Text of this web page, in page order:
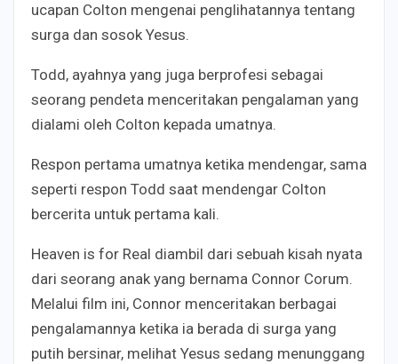
ucapan Colton mengenai penglihatannya tentang
surga dan sosok Yesus.
Todd, ayahnya yang juga berprofesi sebagai
seorang pendeta menceritakan pengalaman yang
dialami oleh Colton kepada umatnya.
Respon pertama umatnya ketika mendengar, sama
seperti respon Todd saat mendengar Colton
bercerita untuk pertama kali.
Heaven is for Real diambil dari sebuah kisah nyata
dari seorang anak yang bernama Connor Corum.
Melalui film ini, Connor menceritakan berbagai
pengalamannya ketika ia berada di surga yang
putih bersinar, melihat Yesus sedang menunggang